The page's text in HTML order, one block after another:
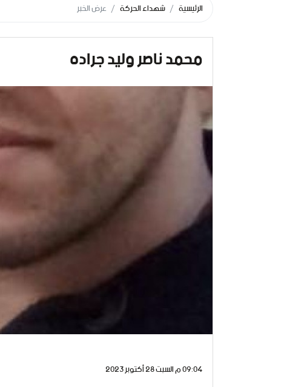
الرئيسية شهداء الحركة عرض الخبر
محمد ناصر وليد جراده
09:04 م السبت 28 أكتوبر 2023